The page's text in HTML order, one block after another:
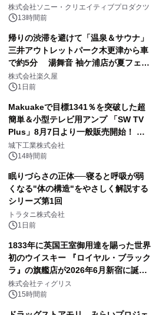
ラボレーション サウナイキタイコラ
ボグッズも発売決定！
株式会社ソニー・クリエイティブプロダクツ
13時間前
帰りの渋滞を避けて「温泉＆サウナ」
三井アウトレットパーク木更津から車
で約5分 湯舞音 袖ケ浦店が夏フェア
メニューを提供
株式会社楽久屋
1日前
Makuakeで目標1341％を突破した超
簡単＆小型テレビ用アンプ 「SW TV
Plus」8月7日より一般販売開始！ ケ
ーブル1本つなぐだけ、テレビの音が
ぐっと豊かに
城下工業株式会社
14時間前
眠りづらさの正体──寝ると呼吸が弱
くなる"体の構造"をやさしく解説する
シリーズ第1回
トラタニ株式会社
1日前
1833年に英国王室御用達を賜った世界
初のウイスキー 『ロイヤル・ブラック
ラ』の旗艦店が2026年6月新宿に誕
生 バカルディ ジャパンと連携した
没入型バー「BAR Arca」
株式会社ティグリス
15時間前